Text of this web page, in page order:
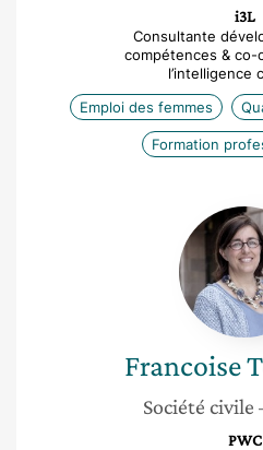
i3L
Consultante
compétences &
l’intelligence
Emploi des femmes
Formation
Francoise
Société civile
PWC